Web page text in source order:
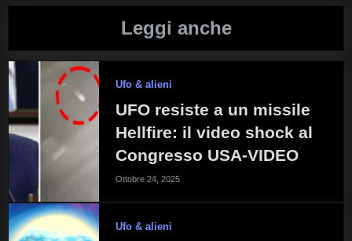
Leggi anche
Ufo & alieni
UFO resiste a un missile
Hellfire: il video shock al
Congresso USA-VIDEO
Ottobre 24, 2025
Ufo & alieni